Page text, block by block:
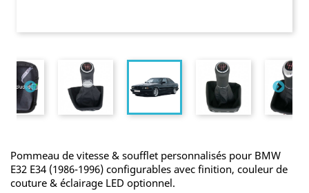
Pommeau de vitesse & soufflet personnalisés pour BMW
E32 E34 (1986-1996) configurables avec finition, couleur de
couture & éclairage LED optionnel.